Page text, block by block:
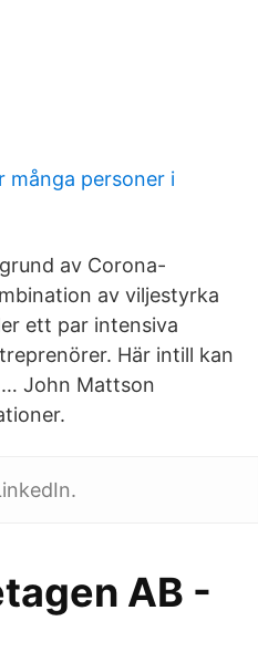
många personer i
av Corona-
av viljestyrka
ett par intensiva
Här intill kan
John Mattson
AB -